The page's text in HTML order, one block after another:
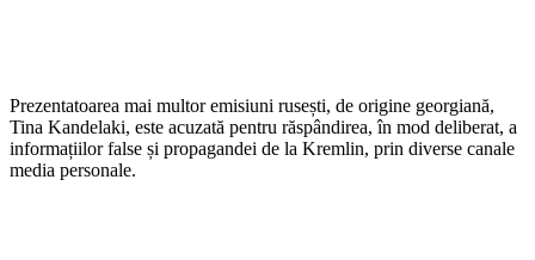
Prezentatoarea mai multor emisiuni rusești, de origine georgiană,
Tina Kandelaki, este acuzată pentru răspândirea, în mod deliberat, a
informațiilor false și propagandei de la Kremlin, prin diverse canale
media personale.